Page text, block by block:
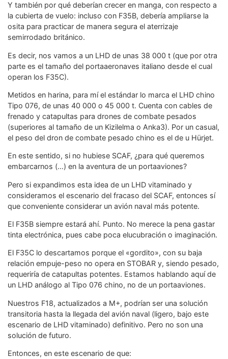
Y también por qué deberían crecer en manga, con respecto a
la cubierta de vuelo: incluso con F35B, debería ampliarse la
osita para practicar de manera segura el aterrizaje
semirrodado británico.
Es decir, nos vamos a un LHD de unas 38 000 t (que por otra
parte es el tamaño del portaaeronaves italiano desde el cual
operan los F35C).
Metidos en harina, para mí el estándar lo marca el LHD chino
Tipo 076, de unas 40 000 o 45 000 t. Cuenta con cables de
frenado y catapultas para drones de combate pesados
(superiores al tamaño de un Kizilelma o Anka3). Por un casual,
el peso del dron de combate pesado chino es el de u Hürjet.
En este sentido, si no hubiese SCAF, ¿para qué queremos
embarcarnos (…) en la aventura de un portaaviones?
Pero si expandimos esta idea de un LHD vitaminado y
consideramos el escenario del fracaso del SCAF, entonces sí
que conveniente considerar un avión naval más potente.
El F35B siempre estará ahí. Punto. No merece la pena gastar
tinta electrónica, pues cabe poca elucubración o imaginación.
El F35C lo descartamos porque el «gordito», con su baja
relación empuje-peso no opera en STOBAR y, siendo pesado,
requeriría de catapultas potentes. Estamos hablando aquí de
un LHD análogo al Tipo 076 chino, no de un portaaviones.
Nuestros F18, actualizados a M+, podrían ser una solución
transitoria hasta la llegada del avión naval (ligero, bajo este
escenario de LHD vitaminado) definitivo. Pero no son una
solución de futuro.
Entonces, en este escenario de que: